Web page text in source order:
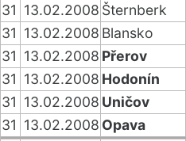
31 13.02.2008 Šternberk
31 13.02.2008 Blansko
31 13.02.2008 Přerov
31 13.02.2008 Hodonín
31 13.02.2008 Uničov
31 13.02.2008 Opava